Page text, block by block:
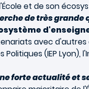
et de son
de très
avec
(IEP Lyon),
forte actualité et